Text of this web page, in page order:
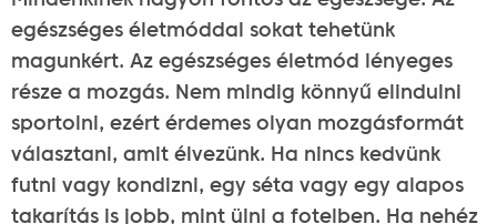
egészséges életmóddal sokat tehetünk
magunkért. Az egészséges életmód lényeges
része a mozgás. Nem mindig könnyű elindulni
sportolni, ezért érdemes olyan mozgásformát
választani, amit élvezünk. Ha nincs kedvünk
futni vagy kondizni, egy séta vagy egy alapos
takarítás is jobb, mint ülni a fotelben. Ha nehéz